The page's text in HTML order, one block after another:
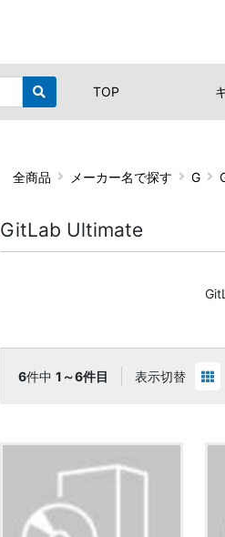
TOP
全商品 メーカー名で探す G
GitLab Ultimate
6件中 1～6件目 表示切替